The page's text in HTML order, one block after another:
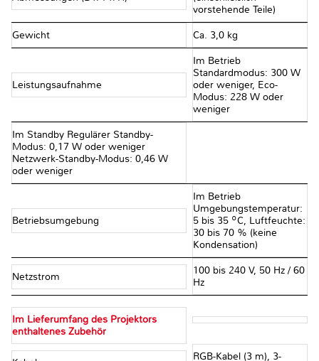
vorstehende Teile)
Gewicht Ca. 3,0 kg
Leistungsaufnahme
Im Betrieb
Standardmodus: 300 W
oder weniger, Eco-
Modus: 228 W oder
weniger
Im Standby Regulärer Standby-
Modus: 0,17 W oder weniger
Netzwerk-Standby-Modus: 0,46 W
oder weniger
Betriebsumgebung
Im Betrieb
Umgebungstemperatur:
5 bis 35 ºC, Luftfeuchte:
30 bis 70 % (keine
Kondensation)
Netzstrom
100 bis 240 V, 50 Hz / 60
Hz
Im Lieferumfang des Projektors
enthaltenes Zubehör
RGB-Kabel (3 m), 3-